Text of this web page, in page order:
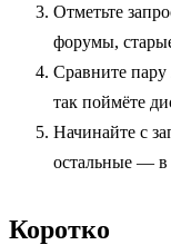
Отметьте
форумы,
Сравните
так поймёте
Начинайте с
остальные — в
Коротко